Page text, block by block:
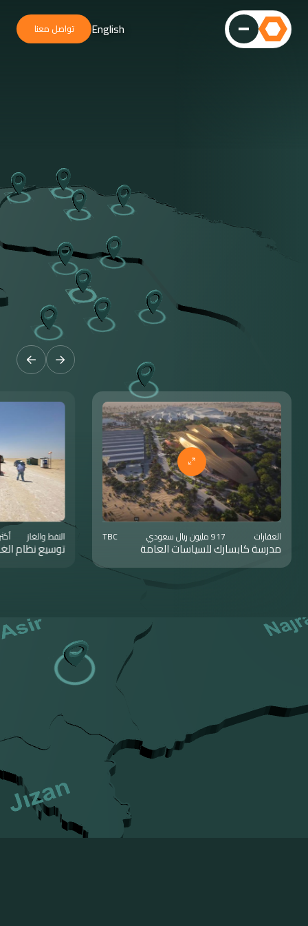
English تواصل معنا
العقارات 917 مليون ريال سعودي TBC
مدرسة كابسارك للسياسات العامة
النفط والغاز أكثر من
توسيع نظام الغاز